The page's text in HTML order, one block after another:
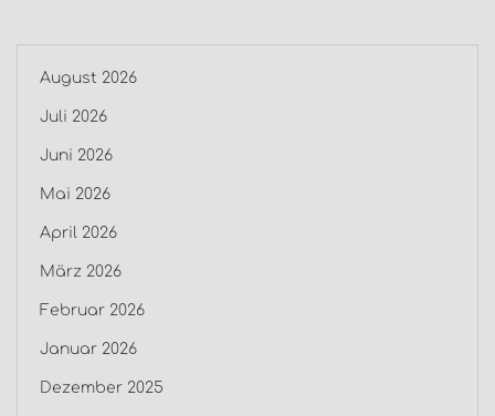
August 2026
Juli 2026
Juni 2026
Mai 2026
April 2026
März 2026
Februar 2026
Januar 2026
Dezember 2025